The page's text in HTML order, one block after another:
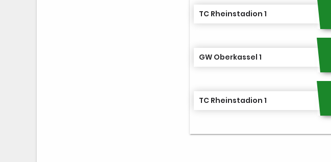
TC Rheinstadion 1
GW Oberkassel 1
TC Rheinstadion 1